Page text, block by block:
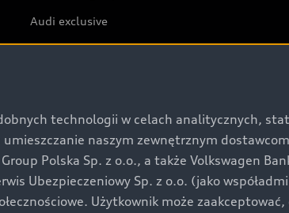
Audi exclusive
Aktualności i historie postępu
Audi Revolut F1® Team
Audi Nuvolari
Audi Sport Festiwal
technologii w celach analitycznych,
naszym zewnętrznym
Polska Sp. z o.o., a także Volkswagen
Ubezpieczeniowy Sp. z o.o. (jako
Użytkownik może